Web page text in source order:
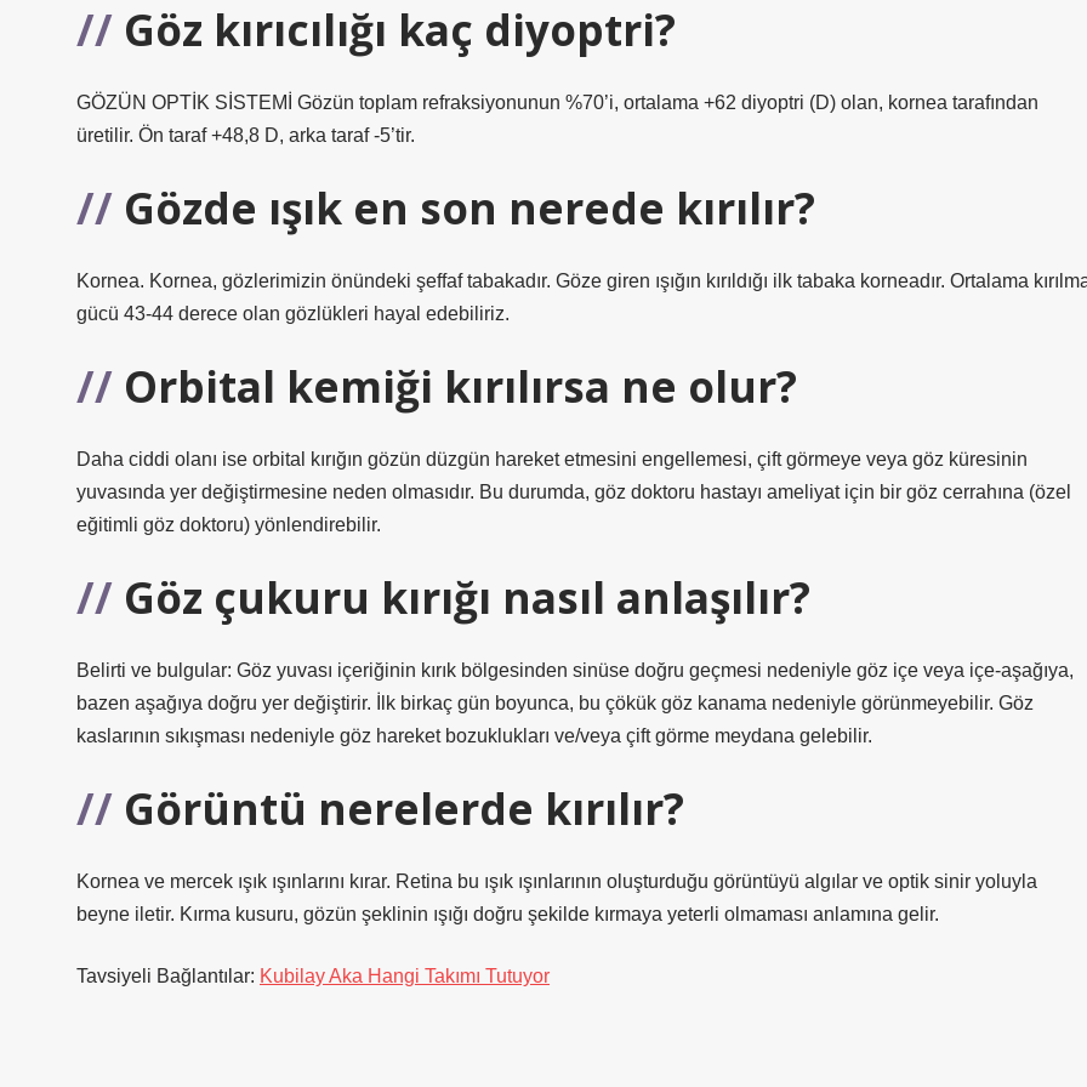
Göz kırıcılığı kaç diyoptri?
GÖZÜN OPTİK SİSTEMİ Gözün toplam refraksiyonunun %70’i, ortalama +62 diyoptri (D) olan, kornea tarafından
üretilir. Ön taraf +48,8 D, arka taraf -5’tir.
Gözde ışık en son nerede kırılır?
Kornea. Kornea, gözlerimizin önündeki şeffaf tabakadır. Göze giren ışığın kırıldığı ilk tabaka korneadır. Ortalama
gücü 43-44 derece olan gözlükleri hayal edebiliriz.
Orbital kemiği kırılırsa ne olur?
Daha ciddi olanı ise orbital kırığın gözün düzgün hareket etmesini engellemesi, çift görmeye veya göz küresinin
yuvasında yer değiştirmesine neden olmasıdır. Bu durumda, göz doktoru hastayı ameliyat için bir göz cerrahına (özel
eğitimli göz doktoru) yönlendirebilir.
Göz çukuru kırığı nasıl anlaşılır?
Belirti ve bulgular: Göz yuvası içeriğinin kırık bölgesinden sinüse doğru geçmesi nedeniyle göz içe veya içe-aşağıya,
bazen aşağıya doğru yer değiştirir. İlk birkaç gün boyunca, bu çökük göz kanama nedeniyle görünmeyebilir. Göz
kaslarının sıkışması nedeniyle göz hareket bozuklukları ve/veya çift görme meydana gelebilir.
Görüntü nerelerde kırılır?
Kornea ve mercek ışık ışınlarını kırar. Retina bu ışık ışınlarının oluşturduğu görüntüyü algılar ve optik sinir yoluyla
beyne iletir. Kırma kusuru, gözün şeklinin ışığı doğru şekilde kırmaya yeterli olmaması anlamına gelir.
Tavsiyeli Bağlantılar: Kubilay Aka Hangi Takımı Tutuyor